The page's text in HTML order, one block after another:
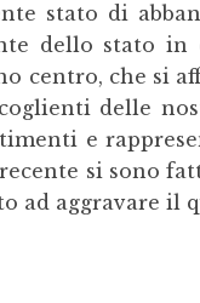
stato di
dello stato in
centro, che si
delle
e
si sono
aggravare il